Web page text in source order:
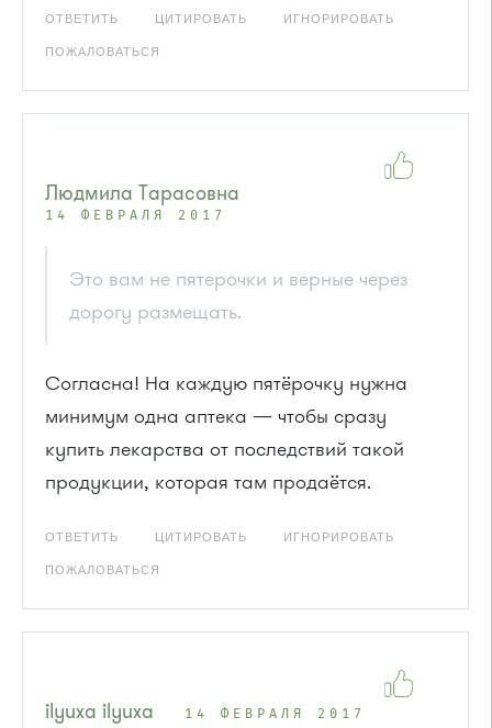
ОТВЕТИТЬ ЦИТИРОВАТЬ ИГНОРИРОВАТЬ
ПОЖАЛОВАТЬСЯ
Людмила Тарасовна
14 ФЕВРАЛЯ 2017
Это вам не пятерочки и верные через
дорогу размещать.
Согласна! На каждую пятёрочку нужна
минимум одна аптека — чтобы сразу
купить лекарства от последствий такой
продукции, которая там продаётся.
ОТВЕТИТЬ ЦИТИРОВАТЬ ИГНОРИРОВАТЬ
ПОЖАЛОВАТЬСЯ
ilyuxa ilyuxa 14 ФЕВРАЛЯ 2017